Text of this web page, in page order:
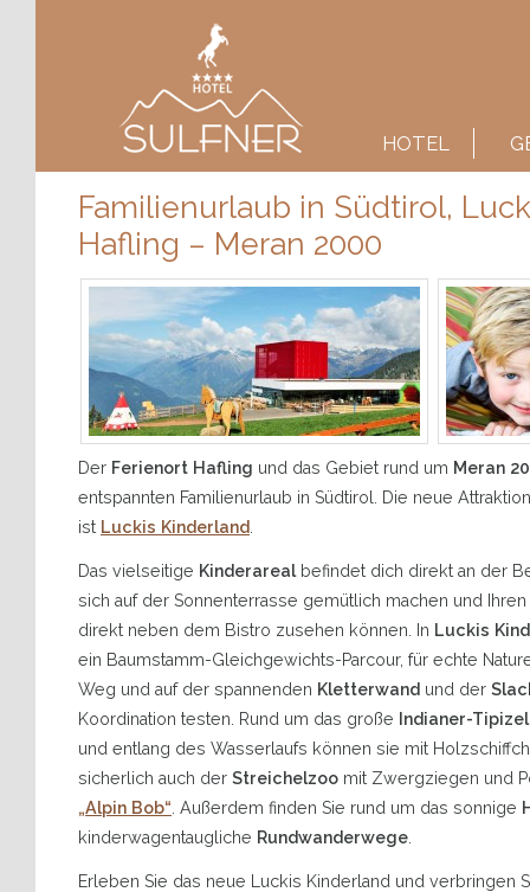
SKIP TO PRIMARY CONTENT
SKIP TO SECONDARY CONTENT
HOTEL
Familienurlaub in Südtirol,
Hafling – Meran 2000
Der Ferienort Hafling und das Gebiet rund um Meran
entspannten Familienurlaub in Südtirol. Die neue
ist Luckis Kinderland
Das vielseitige Kinderarealbefindet dich direkt an der
sich auf der Sonnenterrasse gemütlich machen und
direkt neben dem Bistro zusehen können. In Luckis
ein Baumstamm-Gleichgewichts-Parcour, für echte
Weg und auf der spannenden Kletterwand und der
Koordination testen. Rund um das große
Indianer-
und entlang des Wasserlaufs können sie mit
sicherlich auch der Streichelzoo mit Zwergziegen und
„Alpin Bob“ . Außerdem finden Sie rund um das sonnige
kinderwagentaugliche Rundwanderwege
Erleben Sie das neue Luckis Kinderland und verbringen